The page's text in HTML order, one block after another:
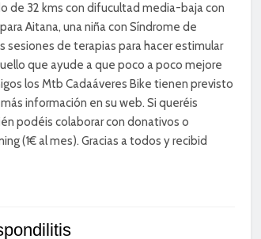
de 32 kms con difucultad media-baja con
Aitana, una niña con Síndrome de
sesiones de terapias para hacer estimular
que ayude a que poco a poco mejore
los Mtb Cadaáveres Bike tienen previsto
información en su web. Si queréis
podéis colaborar con donativos o
(1€ al mes). Gracias a todos y recibid